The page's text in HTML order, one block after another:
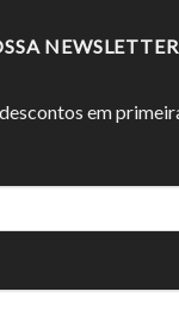
NEWSLETTER
em